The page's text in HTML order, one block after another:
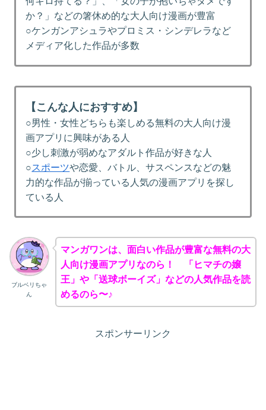
か？」などの箸休め的な大人向け漫画が豊富
○ケンガンアシュラやプロミス・シンデレラなど
メディア化した作品が多数
【こんな人におすすめ】
○男性・女性どちらも楽しめる無料の大人向け漫
画アプリに興味がある人
○少し刺激が弱めなアダルト作品が好きな人
○スポーツや恋愛、バトル、サスペンスなどの魅
力的な作品が揃っている人気の漫画アプリを探し
ている人
ブルベリちゃ
ん
マンガワンは、面白い作品が豊富な無料の大
人向け漫画アプリなのら！ 「ヒマチの嬢
王」や「送球ボーイズ」などの人気作品を読
めるのら〜♪
スポンサーリンク